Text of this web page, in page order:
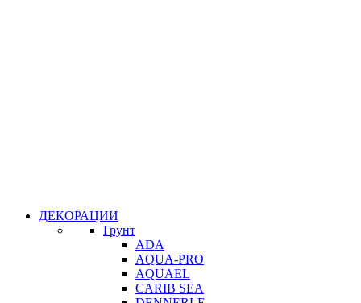
ДЕКОРАЦИИ
Грунт
ADA
AQUA-PRO
AQUAEL
CARIB SEA